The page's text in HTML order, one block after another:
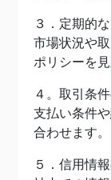
３．定期的
市場状況や
ポリシーを
４。取引条
支払い条件
合わせます。
５．信用情